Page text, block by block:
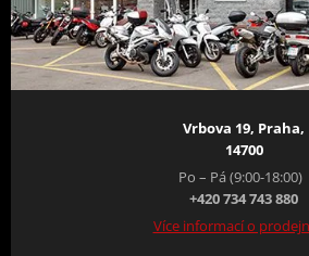
Vrbova 19, Praha,
14700
Po – Pá (9:00-18:00)
+420 734 743 880
Více informací o